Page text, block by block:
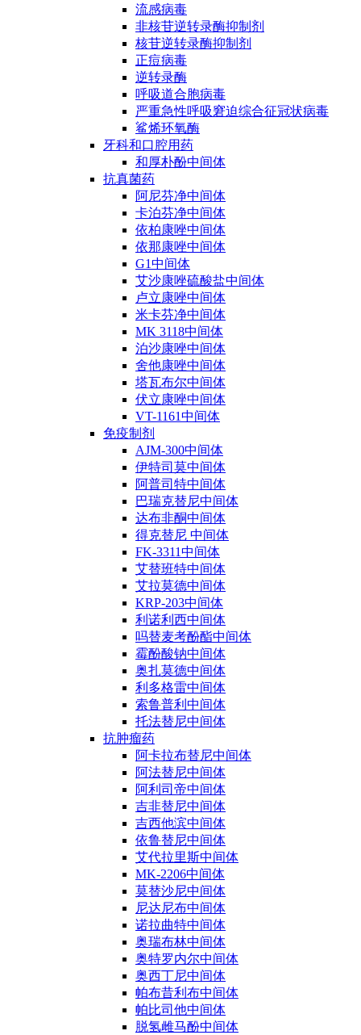
流感病毒
非核苷逆转录酶抑制剂
核苷逆转录酶抑制剂
正痘病毒
逆转录酶
呼吸道合胞病毒
严重急性呼吸窘迫综合征冠状病毒
鲨烯环氧酶
牙科和口腔用药
和厚朴酚中间体
抗真菌药
阿尼芬净中间体
卡泊芬净中间体
依柏康唑中间体
依那康唑中间体
G1中间体
艾沙康唑硫酸盐中间体
卢立康唑中间体
米卡芬净中间体
MK 3118中间体
泊沙康唑中间体
舍他康唑中间体
塔瓦布尔中间体
伏立康唑中间体
VT-1161中间体
免疫制剂
AJM-300中间体
伊特司莫中间体
阿普司特中间体
巴瑞克替尼中间体
达布非酮中间体
得克替尼 中间体
FK-3311中间体
艾替班特中间体
艾拉莫德中间体
KRP-203中间体
利诺利西中间体
吗替麦考酚酯中间体
霉酚酸钠中间体
奥扎莫德中间体
利多格雷中间体
索鲁普利中间体
托法替尼中间体
抗肿瘤药
阿卡拉布替尼中间体
阿法替尼中间体
阿利司帝中间体
吉非替尼中间体
吉西他滨中间体
依鲁替尼中间体
艾代拉里斯中间体
MK-2206中间体
莫替沙尼中间体
尼达尼布中间体
诺拉曲特中间体
奥瑞布林中间体
奥特罗内尔中间体
奥西丁尼中间体
帕布昔利布中间体
帕比司他中间体
脱氢雌马酚中间体